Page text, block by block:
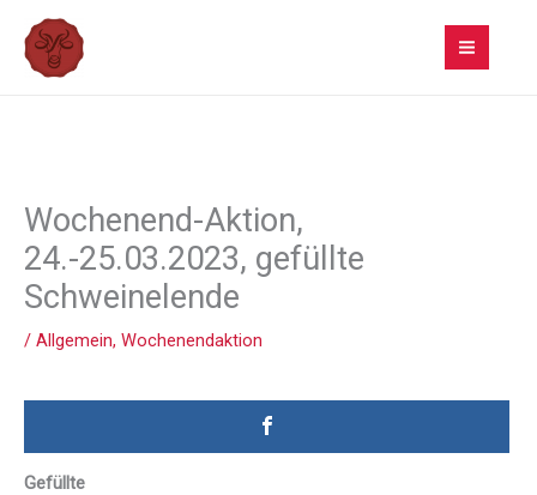
Inhalt
springen
Wochenend-Aktion,
24.-25.03.2023, gefüllte
Schweinelende
/ Allgemein, Wochenendaktion
Gefüllte